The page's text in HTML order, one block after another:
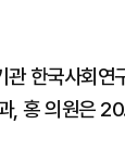
관 한국사회
, 홍 의원은